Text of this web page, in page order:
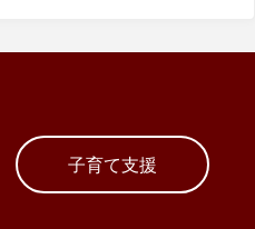
子育て支援